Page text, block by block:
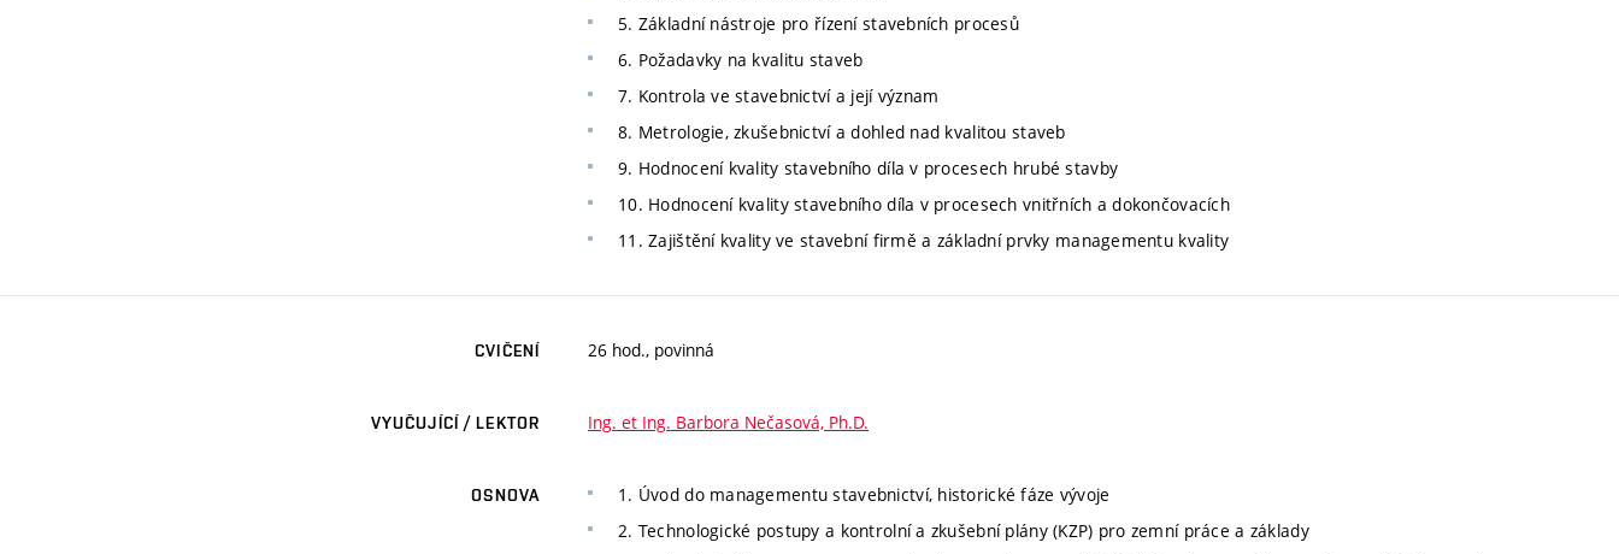
5. Základní nástroje pro řízení stavebních procesů
6. Požadavky na kvalitu staveb
7. Kontrola ve stavebnictví a její význam
8. Metrologie, zkušebnictví a dohled nad kvalitou staveb
9. Hodnocení kvality stavebního díla v procesech hrubé stavby
10. Hodnocení kvality stavebního díla v procesech vnitřních a dokončovacích
11. Zajištění kvality ve stavební firmě a základní prvky managementu kvality
CVIČENÍ 26 hod., povinná
VYUČUJÍCÍ / LEKTOR Ing. et Ing. Barbora Nečasová, Ph.D.
OSNOVA
1. Úvod do managementu stavebnictví, historické fáze vývoje
2. Technologické postupy a kontrolní a zkušební plány (KZP) pro zemní práce a základy